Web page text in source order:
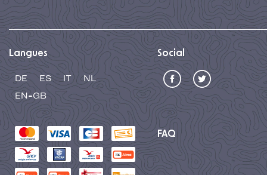
Langues
DE ES IT
NL
EN-GB
Social
FAQ